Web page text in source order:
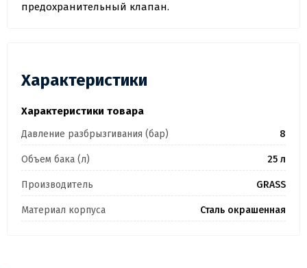
предохранительный клапан.
Характеристики
Характеристики товара
Давление разбрызгивания (бар) 8
Объем бака (л) 25 л
Производитель GRASS
Материал корпуса Сталь окрашенная